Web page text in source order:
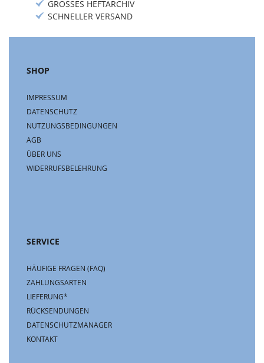
GROSSES HEFTARCHIV
SCHNELLER VERSAND
SHOP
IMPRESSUM
DATENSCHUTZ
NUTZUNGSBEDINGUNGEN
AGB
ÜBER UNS
WIDERRUFSBELEHRUNG
SERVICE
HÄUFIGE FRAGEN (FAQ)
ZAHLUNGSARTEN
LIEFERUNG*
RÜCKSENDUNGEN
DATENSCHUTZMANAGER
KONTAKT